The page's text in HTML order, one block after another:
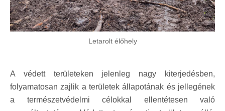
Letarolt élőhely
A védett területeken jelenleg nagy kiterjedésben,
folyamatosan zajlik a területek állapotának és jellegének
a természetvédelmi célokkal ellentétesen való